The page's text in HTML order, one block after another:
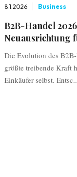
8.1.2026 Business
B2B-Handel
Neuausrichtung
Die Evolution des
größte treibende Kraft
Einkäufer selbst.